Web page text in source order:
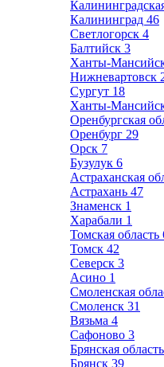
Калининград 46
Светлогорск 4
Балтийск 3
Ханты-
Нижневартовск
Сургут 18
Ханты-
Оренбургская
Оренбург 29
Орск 7
Бузулук 6
Астраханская
Астрахань 47
Знаменск 1
Харабали 1
Томская область
Томск 42
Северск 3
Асино 1
Смоленская
Смоленск 31
Вязьма 4
Сафоново 3
Брянская область
Брянск 39